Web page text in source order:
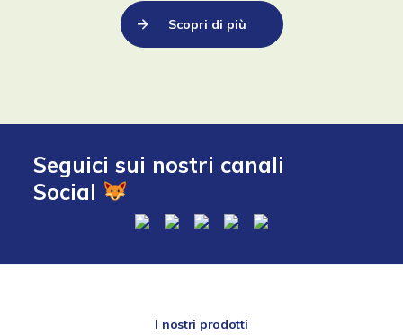
Scopri di più
Seguici sui nostri canali
Social
I nostri prodotti